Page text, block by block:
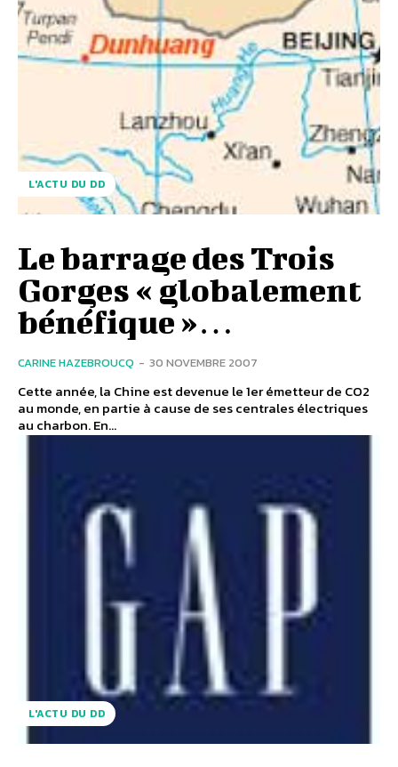
L'ACTU DU DD
Le barrage des Trois
Gorges « globalement
bénéfique »…
CARINE HAZEBROUCQ - 30 NOVEMBRE 2007
Cette année, la Chine est devenue le 1er émetteur de CO2
au monde, en partie à cause de ses centrales électriques
au charbon. En...
L'ACTU DU DD